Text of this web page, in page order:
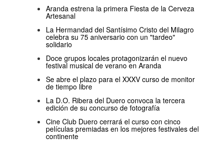
Aranda estrena la primera Fiesta de la Cerveza
Artesanal
La Hermandad del Santísimo Cristo del Milagro
celebra su 75 aniversario con un "tardeo"
solidario
Doce grupos locales protagonizarán el nuevo
festival musical de verano en Aranda
Se abre el plazo para el XXXV curso de monitor
de tiempo libre
La D.O. Ribera del Duero convoca la tercera
edición de su concurso de fotografía
Cine Club Duero cerrará el curso con cinco
películas premiadas en los mejores festivales del
continente